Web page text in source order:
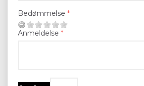
Bedømmelse
Anmeldelse